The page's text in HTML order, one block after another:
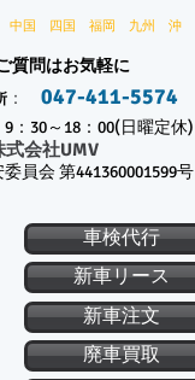
中国 四国 福岡 九州 沖
質問はお気軽に
： 047-411-5574
30～18：00(日曜定休)
式会社UMV
員会 第441360001599号
廃車買取
新車注文
新車リース
車検代行